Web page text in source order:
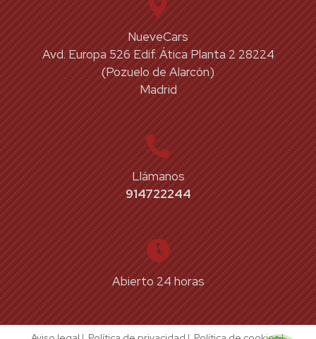
NueveCars
Avd. Europa 526 Edif. Ática Planta 2 28224
(Pozuelo de Alarcón)
Madrid
Llámanos
914722244
Abierto 24 horas